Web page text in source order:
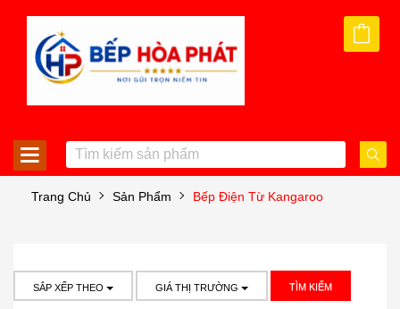
Trang Chủ Sản Phẩm Bếp Điện Từ Kangaroo
SẮP XẾP THEO GIÁ THỊ TRƯỜNG TÌM KIẾM